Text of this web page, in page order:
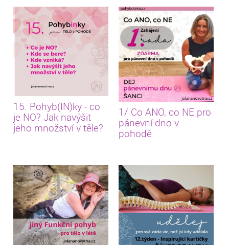
15. Pohyb(IN)ky - co
je NO? Jak navýšit
jeho množství v těle?
1/ Co ANO, co NE pro
pánevní dno v
pohodě